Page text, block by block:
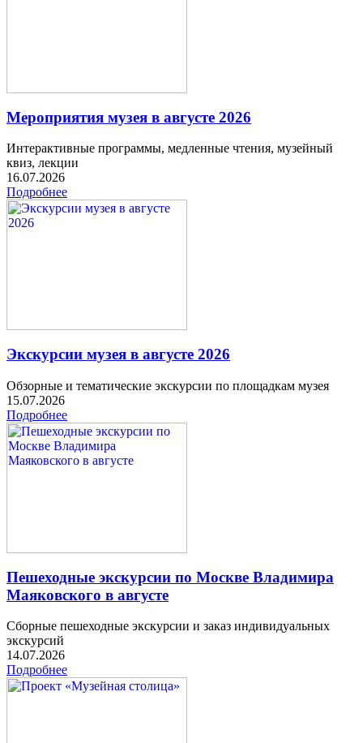
Мероприятия музея в августе 2026
Интерактивные программы, медленные чтения, музейный
квиз, лекции
16.07.2026
Подробнее
Экскурсии музея в августе 2026
Обзорные и тематические экскурсии по площадкам музея
15.07.2026
Подробнее
Пешеходные экскурсии по Москве Владимира
Маяковского в августе
Сборные пешеходные экскурсии и заказ индивидуальных
экскурсий
14.07.2026
Подробнее